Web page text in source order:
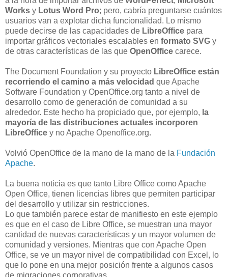
Works y Lotus Word Pro; pero, cabría preguntarse cuántos
usuarios van a explotar dicha funcionalidad. Lo mismo
puede decirse de las capacidades de LibreOffice para
importar gráficos vectoriales escalables en formato SVG y
de otras características de las que OpenOffice carece.
The Document Foundation y su proyecto LibreOffice están
recorriendo el camino a más velocidad que Apache
Software Foundation y OpenOffice.org tanto a nivel de
desarrollo como de generación de comunidad a su
alrededor. Este hecho ha propiciado que, por ejemplo, la
mayoría de las distribuciones actuales incorporen
LibreOffice y no Apache Openoffice.org.
Volvió OpenOffice de la mano de la mano de la Fundación
Apache.
La buena noticia es que tanto Libre Office como Apache
Open Office, tienen licencias libres que permiten participar
del desarrollo y utilizar sin restricciones.
Lo que también parece estar de manifiesto en este ejemplo
es que en el caso de Libre Office, se muestran una mayor
cantidad de nuevas características y un mayor volumen de
comunidad y versiones. Mientras que con Apache Open
Office, se ve un mayor nivel de compatibilidad con Excel, lo
que lo pone en una mejor posición frente a algunos casos
de migraciones corporativas.